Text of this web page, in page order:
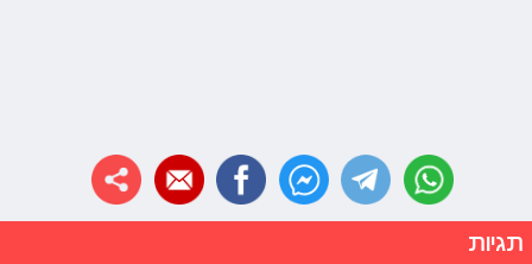
תגיות